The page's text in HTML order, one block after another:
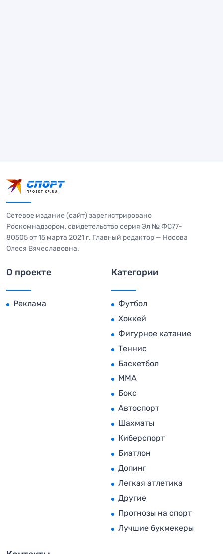
Сетевое издание (сайт) зарегистрировано
Роскомнадзором, свидетельство серия Эл № ФС77-
80505 от 15 марта 2021 г. Главный редактор — Носова
Олеся Вячеславовна.
О проекте
Реклама
Категории
Футбол
Хоккей
Фигурное катание
Теннис
Баскетбол
MMA
Бокс
Автоспорт
Шахматы
Киберспорт
Биатлон
Допинг
Легкая атлетика
Другие
Прогнозы на спорт
Лучшие букмекеры